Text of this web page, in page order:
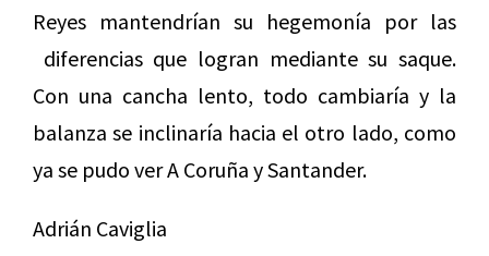
Reyes mantendrían su hegemonía por las
diferencias que logran mediante su saque.
Con una cancha lento, todo cambiaría y la
balanza se inclinaría hacia el otro lado, como
ya se pudo ver A Coruña y Santander.
Adrián Caviglia